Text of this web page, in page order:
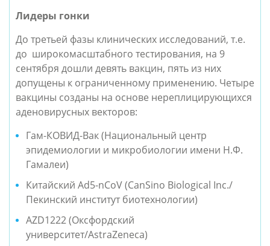
Лидеры гонки
До третьей фазы клинических исследований, т.е.
до широкомасштабного тестирования, на 9
сентября дошли девять вакцин, пять из них
допущены к ограниченному применению. Четыре
вакцины созданы на основе нереплицирующихся
аденовирусных векторов:
Гам-КОВИД-Вак (Национальный центр
эпидемиологии и микробиологии имени Н.Ф.
Гамалеи)
Китайский Ad5-nCoV (CanSino Biological Inc./
Пекинский институт биотехнологии)
AZD1222 (Оксфордский
университет/AstraZeneca)